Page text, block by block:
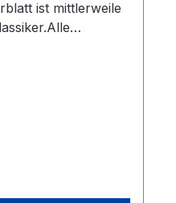
ist mittlerweile